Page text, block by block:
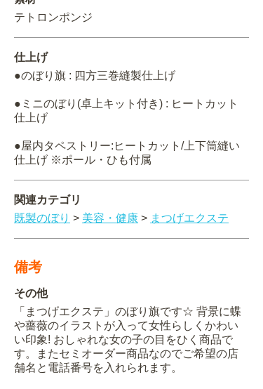
テトロンポンジ
仕上げ
●のぼり旗 : 四方三巻縫製仕上げ
●ミニのぼり(卓上キット付き) : ヒートカット
仕上げ
●屋内タペストリー:ヒートカット/上下筒縫い
仕上げ ※ポール・ひも付属
関連カテゴリ
既製のぼり > 美容・健康 > まつげエクステ
備考
その他
「まつげエクステ」のぼり旗です☆ 背景に蝶
や薔薇のイラストが入って女性らしくかわい
い印象! おしゃれな女の子の目をひく商品で
す。またセミオーダー商品なのでご希望の店
舗名と電話番号を入れられます。